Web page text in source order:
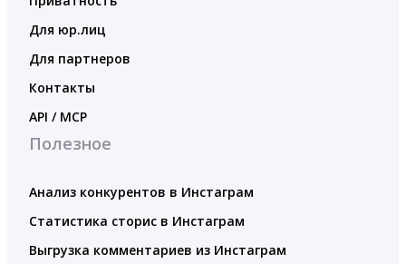
Для юр.лиц
Для партнеров
Контакты
API / MCP
Полезное
Анализ конкурентов в Инстаграм
Статистика сторис в Инстаграм
Выгрузка комментариев из Инстаграм